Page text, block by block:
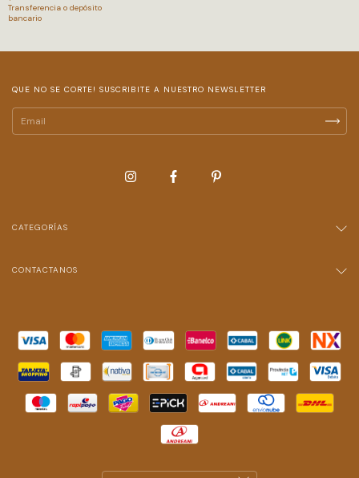
Transferencia o depósito
bancario
QUE NO SE CORTE! SUSCRIBITE A NUESTRO NEWSLETTER
CATEGORÍAS
CONTACTANOS